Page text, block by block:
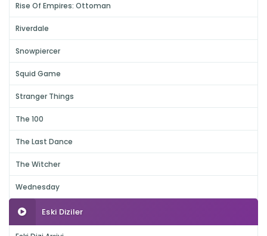
Rise Of Empires: Ottoman
Riverdale
Snowpiercer
Squid Game
Stranger Things
The 100
The Last Dance
The Witcher
Wednesday
Eski Diziler